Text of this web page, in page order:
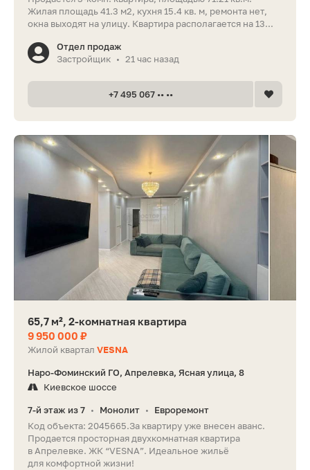
Жилая площадь 41.3 м2, кухня 15.4 кв. м, ремонта нет,
окна выходят на улицу. Квартира располагается на 13...
Отдел продаж
Застройщик • 21 час назад
+7 495 067 •• ••
65,7 м², 2-комнатная квартира
9 950 000 ₽
Жилой квартал VESNA
Наро-Фоминский ГО, Апрелевка, Ясная улица, 8
Киевское шоссе
7-й этаж из 7 • Монолит •
Евроремонт
Код объекта: 2045665.За квартиру уже внесен аванс.
Продается просторная двухкомнатная квартира
в Апрелевке. ЖК “VESNA”. Идеальное жильё
для комфортной жизни!